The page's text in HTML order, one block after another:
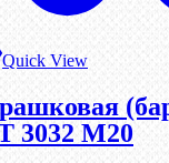
Quick View
3032 М20